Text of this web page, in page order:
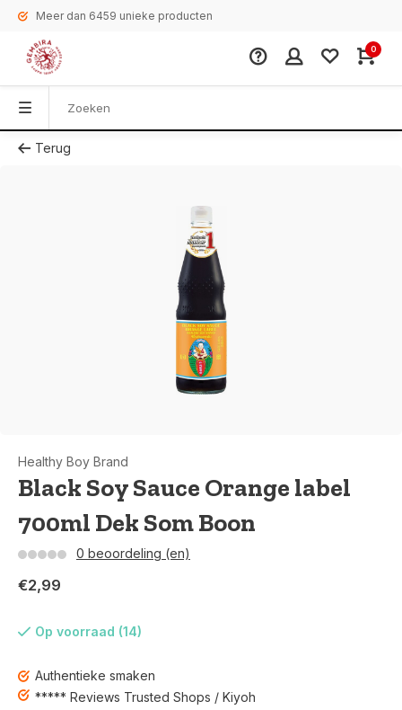
Meer dan 6459 unieke producten
0
Terug
Healthy Boy Brand
Black Soy Sauce Orange label
700ml Dek Som Boon
0 beoordeling (en)
€2,99
Op voorraad (14)
Authentieke smaken
***** Reviews Trusted Shops / Kiyoh